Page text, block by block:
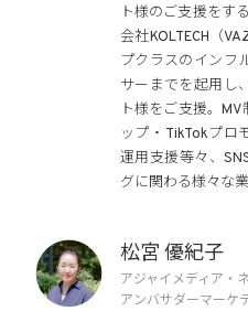
ト様のご支援をす
会社KOLTECH（
プクラスのインフ
サーまでを起用し
ト様をご支援。
ップ・TikTokプロ
運用支援等々、
グに関わる様々な業
松宮 優紀子
アジャイメディア・
アンバサダーマーケ